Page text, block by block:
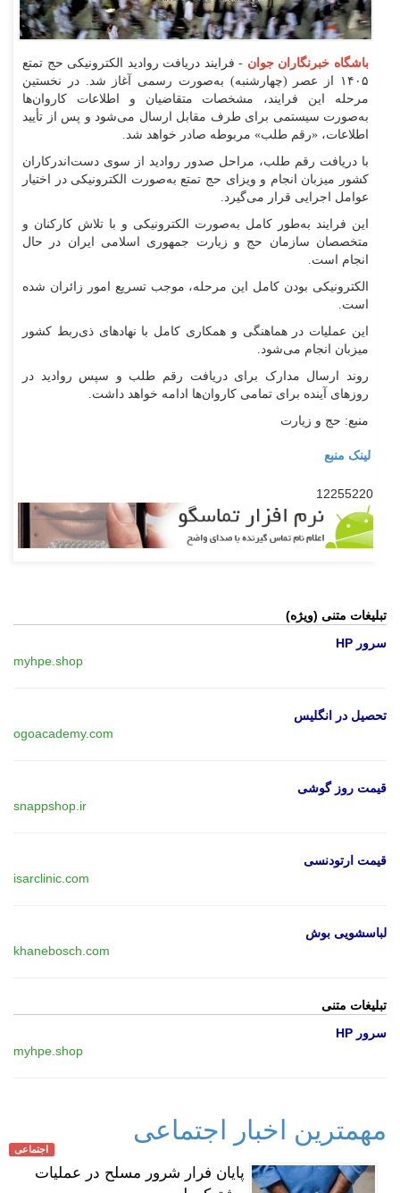
باشگاه خبرنگاران جوان - فرایند دریافت روادید الکترونیکی حج تمتع
۱۴۰۵ از عصر (چهارشنبه) به‌صورت رسمی آغاز شد.
در نخستین
مرحله این فرایند، مشخصات متقاضیان و اطلاعات کاروان‌ها
به‌صورت سیستمی برای طرف مقابل ارسال می‌شود و پس از تأیید
اطلاعات، «رقم طلب» مربوطه صادر خواهد شد.
با دریافت رقم طلب، مراحل صدور روادید از سوی دست‌اندرکاران
کشور میزبان انجام و ویزای حج تمتع به‌صورت الکترونیکی در اختیار
عوامل اجرایی قرار می‌گیرد.
این فرایند به‌طور کامل به‌صورت الکترونیکی و با تلاش کارکنان و
متخصصان سازمان حج و زیارت جمهوری اسلامی ایران در حال
انجام است.
الکترونیکی بودن کامل این مرحله، موجب تسریع امور زائران شده
است.
این عملیات در هماهنگی و همکاری کامل با نهادهای ذی‌ربط کشور
میزبان انجام می‌شود.
روند ارسال مدارک برای دریافت رقم طلب و سپس روادید در
روزهای آینده برای تمامی کاروان‌ها ادامه خواهد داشت.
منبع: حج و زیارت
لینک منبع
12255220
تبلیغات متنی (ویژه)
سرور HP
myhpe.shop
تحصیل در انگلیس
ogoacademy.com
قیمت روز گوشی
snappshop.ir
قیمت ارتودنسی
isarclinic.com
لباسشویی بوش
khanebosch.com
تبلیغات متنی
سرور HP
myhpe.shop
مهمترین اخبار اجتماعی
اجتماعی
پایان فرار شرور مسلح در عملیات